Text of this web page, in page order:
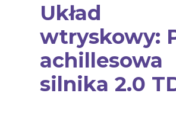
Układ
wtryskowy:
achillesowa
silnika 2.0